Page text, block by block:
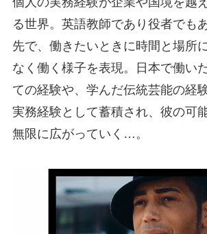
る世界。英語教師であり役者でも
先で、働きたいときに時間と場所
なく働く様子を表現。日本で働い
ての経験や、学んだ伝統芸能の経
実務経験として蓄積され、彼の可
無限に広がっていく…。